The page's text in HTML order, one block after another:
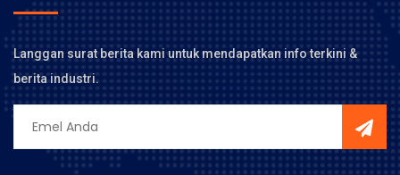
Langgan surat berita kami untuk mendapatkan info terkini &
berita industri.